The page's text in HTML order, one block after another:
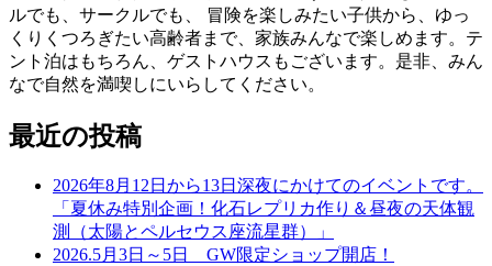
ルでも、サークルでも、 冒険を楽しみたい子供から、ゆっ
くりくつろぎたい高齢者まで、家族みんなで楽しめます。テ
ント泊はもちろん、ゲストハウスもございます。是非、みん
なで自然を満喫しにいらしてください。
最近の投稿
2026年8月12日から13日深夜にかけてのイベントです。
「夏休み特別企画！化石レプリカ作り＆昼夜の天体観
測（太陽とペルセウス座流星群）」
2026.5月3日～5日 GW限定ショップ開店！